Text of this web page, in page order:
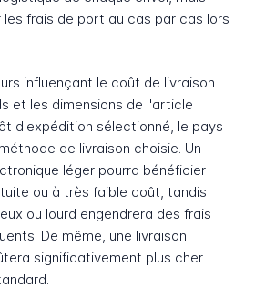
frais de port au cas par cas lors
influençant le coût de livraison
et les dimensions de l'article
d'expédition sélectionné, le pays
de livraison choisie. Un
léger pourra bénéficier
ou à très faible coût, tandis
ou lourd engendrera des frais
De même, une livraison
significativement plus cher